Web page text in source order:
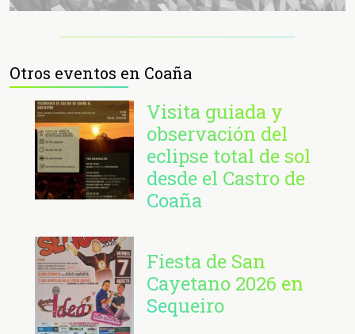
Otros eventos en Coaña
Visita guiada y
observación del
eclipse total de sol
desde el Castro de
Coaña
Fiesta de San
Cayetano 2026 en
Sequeiro